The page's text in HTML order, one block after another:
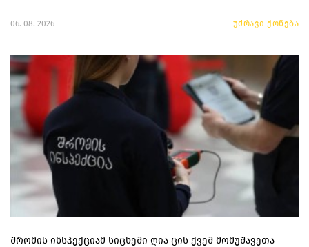
06. 08. 2026 უძრავი ქონება
შრომის ინსპექციამ სიცხეში ღია ცის ქვეშ მომუშავეთა